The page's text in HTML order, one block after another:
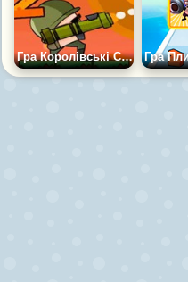
Гра Королівські Солдати 2 Гра